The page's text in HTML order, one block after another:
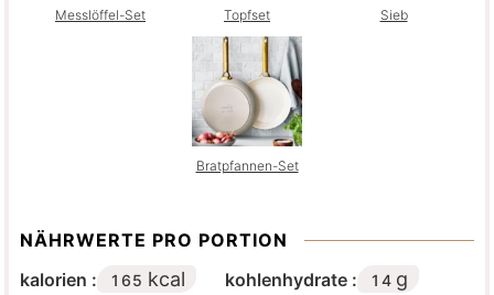
Messlöffel-Set Topfset Sieb
Bratpfannen-Set
NÄHRWERTE PRO PORTION
kalorien :
165 kcal kohlenhydrate : 14 g